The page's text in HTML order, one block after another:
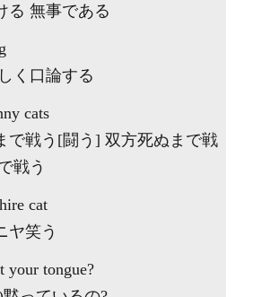
る 無事である
く口論する
cats
で戦う[闘う] 双方死ぬまで戦
戦う
cat
ヤ笑う
your tongue?